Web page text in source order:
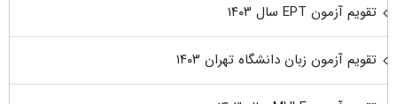
تقویم آزمون EPT سال ۱۴۰۳
تقویم آزمون زبان دانشگاه تهران ۱۴۰۳